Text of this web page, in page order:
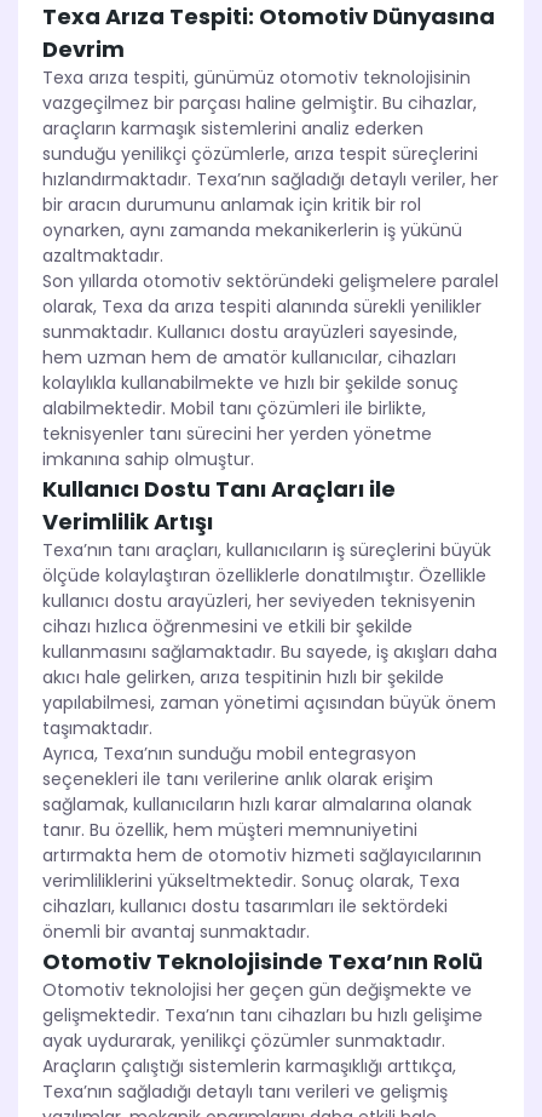
Texa Arıza Tespiti: Otomotiv Dünyasına
Devrim
Texa arıza tespiti, günümüz otomotiv teknolojisinin
vazgeçilmez bir parçası haline gelmiştir. Bu cihazlar,
araçların karmaşık sistemlerini analiz ederken
sunduğu yenilikçi çözümlerle, arıza tespit süreçlerini
hızlandırmaktadır. Texa’nın sağladığı detaylı veriler, her
bir aracın durumunu anlamak için kritik bir rol
oynarken, aynı zamanda mekanikerlerin iş yükünü
azaltmaktadır.
Son yıllarda otomotiv sektöründeki gelişmelere paralel
olarak, Texa da arıza tespiti alanında sürekli yenilikler
sunmaktadır. Kullanıcı dostu arayüzleri sayesinde,
hem uzman hem de amatör kullanıcılar, cihazları
kolaylıkla kullanabilmekte ve hızlı bir şekilde sonuç
alabilmektedir. Mobil tanı çözümleri ile birlikte,
teknisyenler tanı sürecini her yerden yönetme
imkanına sahip olmuştur.
Kullanıcı Dostu Tanı Araçları ile
Verimlilik Artışı
Texa’nın tanı araçları, kullanıcıların iş süreçlerini büyük
ölçüde kolaylaştıran özelliklerle donatılmıştır. Özellikle
kullanıcı dostu arayüzleri, her seviyeden teknisyenin
cihazı hızlıca öğrenmesini ve etkili bir şekilde
kullanmasını sağlamaktadır. Bu sayede, iş akışları daha
akıcı hale gelirken, arıza tespitinin hızlı bir şekilde
yapılabilmesi, zaman yönetimi açısından büyük önem
taşımaktadır.
Ayrıca, Texa’nın sunduğu mobil entegrasyon
seçenekleri ile tanı verilerine anlık olarak erişim
sağlamak, kullanıcıların hızlı karar almalarına olanak
tanır. Bu özellik, hem müşteri memnuniyetini
artırmakta hem de otomotiv hizmeti sağlayıcılarının
verimliliklerini yükseltmektedir. Sonuç olarak, Texa
cihazları, kullanıcı dostu tasarımları ile sektördeki
önemli bir avantaj sunmaktadır.
Otomotiv Teknolojisinde Texa’nın Rolü
Otomotiv teknolojisi her geçen gün değişmekte ve
gelişmektedir. Texa’nın tanı cihazları bu hızlı gelişime
ayak uydurarak, yenilikçi çözümler sunmaktadır.
Araçların çalıştığı sistemlerin karmaşıklığı arttıkça,
Texa’nın sağladığı detaylı tanı verileri ve gelişmiş